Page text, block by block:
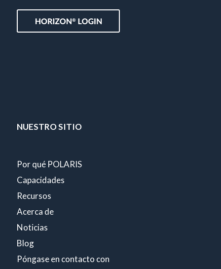
NUESTRO SITIO
Por qué POLARIS
Capacidades
Recursos
Acerca de
Noticias
Blog
Póngase en contacto con